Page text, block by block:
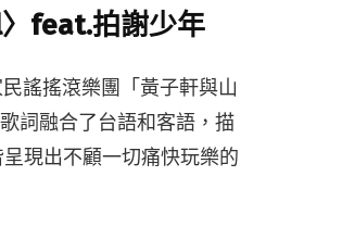
feat.拍謝少年
謠搖滾樂團「黃子軒與山
詞融合了台語和客語，描
現出不顧一切痛快玩樂的